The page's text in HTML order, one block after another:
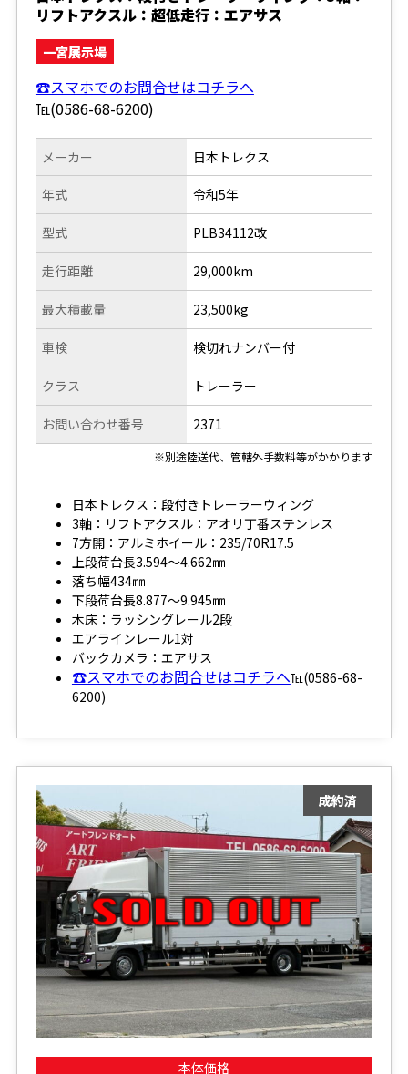
リフトアクスル：超低走行：エアサス
一宮展示場
☎スマホでのお問合せはコチラへ
℡(0586-68-6200)
メーカー
年式
型式
走行距離
日本トレクス
令和5年
PLB34112改
29,000km
最大積載量
車検
クラス
お問い合わせ番号
23,500kg
検切れナンバー付
トレーラー
2371
※別途陸送代、管轄外手数料等がかかります
日本トレクス：段付きトレーラーウィング
3軸：リフトアクスル：アオリ丁番ステンレス
7方開：アルミホイール：235/70R17.5
上段荷台長3.594～4.662㎜
落ち幅434㎜
下段荷台長8.877～9.945㎜
木床：ラッシングレール2段
エアラインレール1対
バックカメラ：エアサス
☎スマホでのお問合せはコチラへ℡(0586-68-
6200)
本体価格